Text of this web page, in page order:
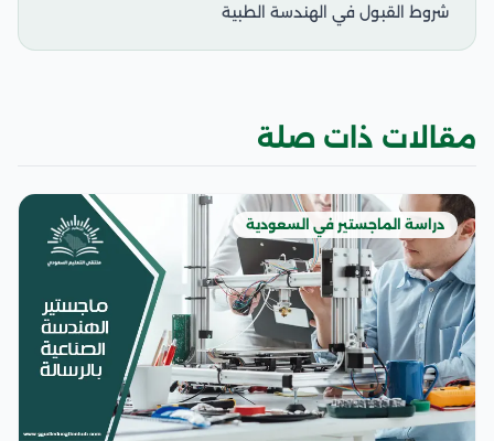
شروط القبول في الهندسة الطبية
مقالات ذات صلة
دراسة الماجستير في السعودية